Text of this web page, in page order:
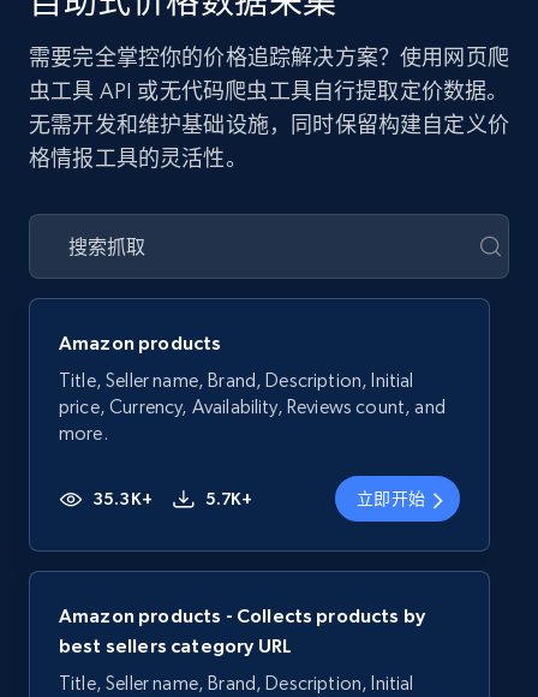
需要完全掌控你的价格追踪解决方案？使用网页爬
虫工具 API 或无代码爬虫工具自行提取定价数据。
无需开发和维护基础设施，同时保留构建自定义价
格情报工具的灵活性。
Amazon products
Title, Seller name, Brand, Description, Initial
price, Currency, Availability, Reviews count, and
more.
35.3K+ 5.7K+ 立即开始
Amazon products - Collects products by
best sellers category URL
Title, Seller name, Brand, Description, Initial